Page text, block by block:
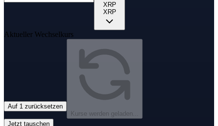
XRP
XRP
Aktueller Wechselkurs
Auf 1 zurücksetzen
Kurse werden geladen...
Jetzt tauschen